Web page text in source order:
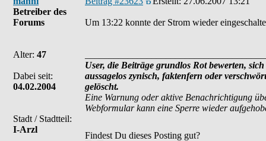
Betreiber des
Forums
Alter: 47
Dabei seit:
04.02.2004
Stadt / Stadtteil:
I-Arzl
Um 13:22 konnte der Strom wieder
User, die Beiträge grundlos Rot bewerten,
aussagelos zynisch, faktenfern oder
gelöscht.
Eine Warnung oder aktive Benachrichtigung
Webformular kann eine Sperre wieder
Findest Du dieses Posting gut?